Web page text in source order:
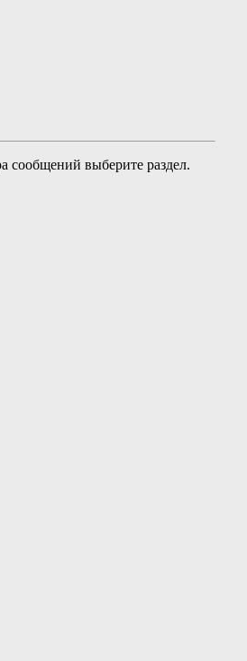
сообщений выберите раздел.